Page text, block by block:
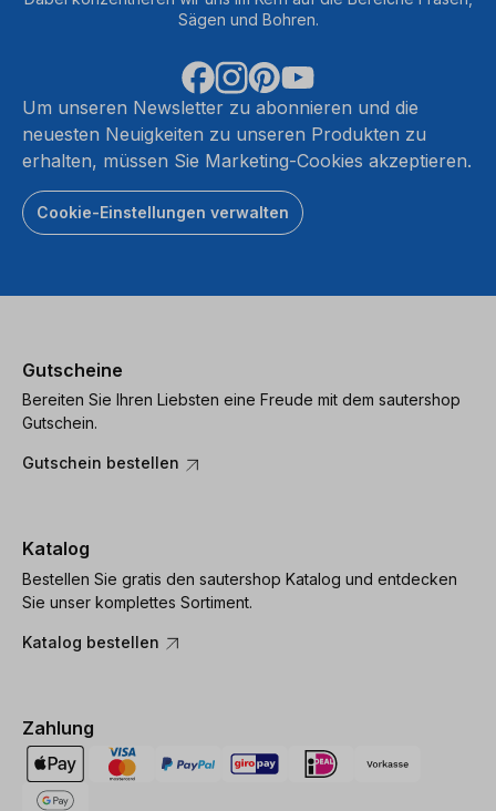
Sägen und Bohren.
Um unseren Newsletter zu abonnieren und die
neuesten Neuigkeiten zu unseren Produkten zu
erhalten, müssen Sie Marketing-Cookies akzeptieren.
Cookie-Einstellungen verwalten
Gutscheine
Bereiten Sie Ihren Liebsten eine Freude mit dem sautershop
Gutschein.
Gutschein bestellen
Katalog
Bestellen Sie gratis den sautershop Katalog und entdecken
Sie unser komplettes Sortiment.
Katalog bestellen
Zahlung